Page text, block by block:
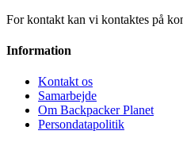
For kontakt kan vi kontaktes på
Information
Kontakt os
Samarbejde
Om Backpacker Planet
Persondatapolitik